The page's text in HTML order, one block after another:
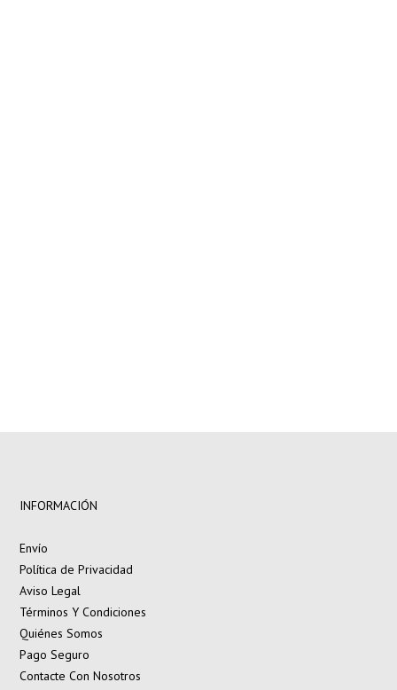
INFORMACIÓN
Envío
Política de Privacidad
Aviso Legal
Términos Y Condiciones
Quiénes Somos
Pago Seguro
Contacte Con Nosotros